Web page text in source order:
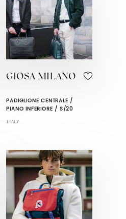
GIOSA MILANO
PADIGLIONE CENTRALE /
PIANO INFERIORE / S/20
ITALY